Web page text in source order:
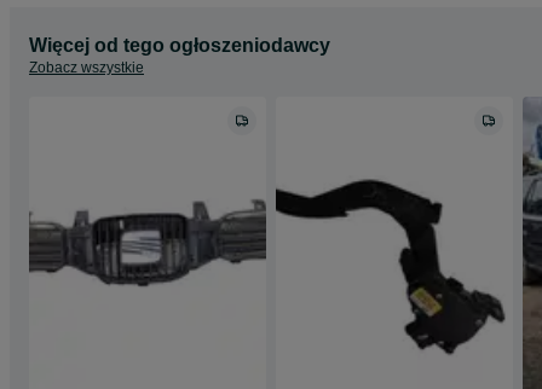
Więcej od tego ogłoszeniodawcy
Zobacz wszystkie